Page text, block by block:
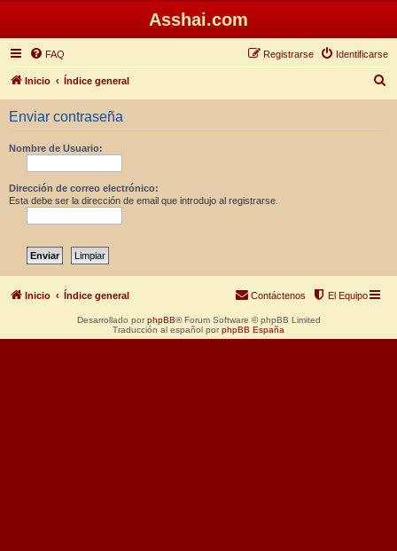
Asshai.com
FAQ Identificarse
Registrarse
Inicio Índice general
u
Enviar contraseña
Nombre de Usuario:
Dirección de correo electrónico:
Esta debe ser la dirección de email que introdujo al registrarse.
Inicio Índice general El Equipo
Contáctenos
Desarrollado por phpBB® Forum Software © phpBB Limited
Traducción al español por phpBB España